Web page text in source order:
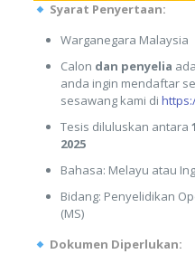
Syarat Penyertaan:
Warganegara Malaysia
Calon dan penyelia
anda ingin mendaftar
sesawang kami di
Tesis diluluskan antara
2025
Bahasa: Melayu atau
Bidang: Penyelidikan
(MS)
Dokumen Diperlukan: